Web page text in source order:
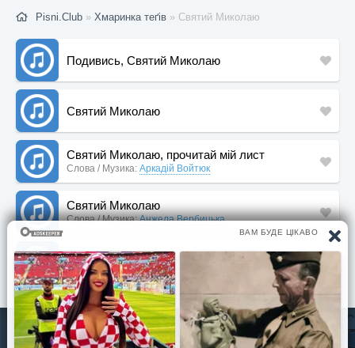
Pisni.Club » Хмаринка теґів » Святий Миколаю
Подивись, Святий Миколаю
Святий Миколаю
Святий Миколаю, прочитай мій лист
Слова / Музика: Аркадій Войтюк
Святий Миколаю
Слова / Музика: Анжела Вербицька
Святий Миколаю
© Pisni.Club 2020 - 2026 З будь-яких питань звертайтесь на